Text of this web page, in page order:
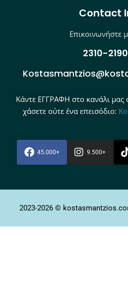
Contact
Επικοινωνήστε
2310-
Κάντε ΕΓΓΡΑΦΗ στο κανάλι μας
χάσετε ούτε ένα επεισόδιο:
45.000+ 9.500+
2023-2026 ©